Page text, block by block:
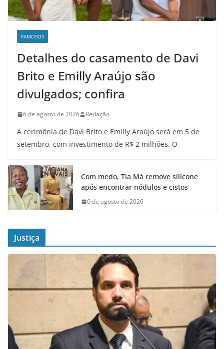
FAMOSOS
Detalhes do casamento de Davi
Brito e Emilly Araújo são
divulgados; confira
6 de agosto de 2026 Redação
A cerimônia de Davi Brito e Emilly Araújo será em 5 de
setembro, com investimento de R$ 2 milhões. O
Com medo, Tia Má remove silicone
após encontrar nódulos e cistos
6 de agosto de 2026
Justiça